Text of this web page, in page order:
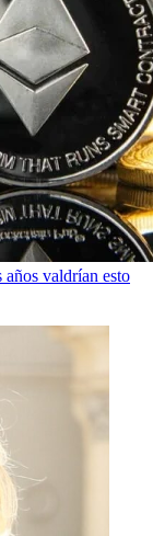
años valdrían esto